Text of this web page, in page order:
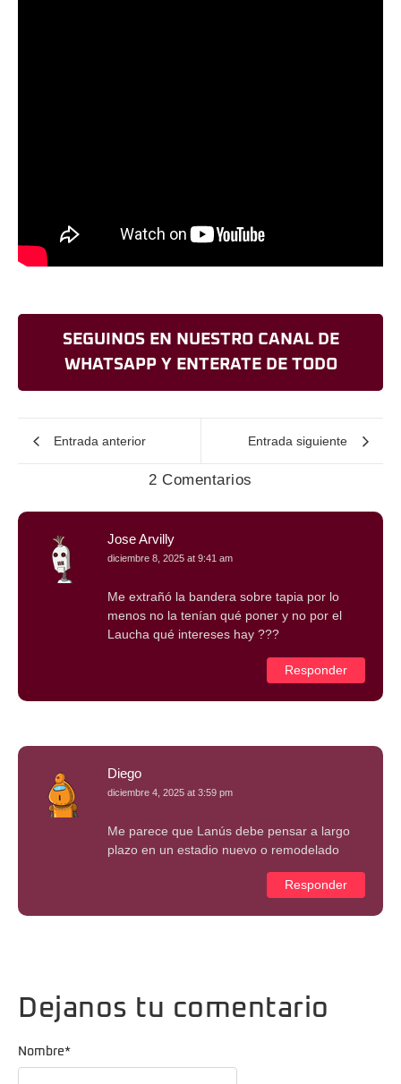
SEGUINOS EN NUESTRO CANAL DE
WHATSAPP Y ENTERATE DE TODO
Entrada anterior Entrada siguiente
2 Comentarios
Jose Arvilly
diciembre 8, 2025 at 9:41 am
Me extrañó la bandera sobre tapia por lo
menos no la tenían qué poner y no por el
Laucha qué intereses hay ???
Responder
Diego
diciembre 4, 2025 at 3:59 pm
Me parece que Lanús debe pensar a largo
plazo en un estadio nuevo o remodelado
Responder
Dejanos tu comentario
Nombre*